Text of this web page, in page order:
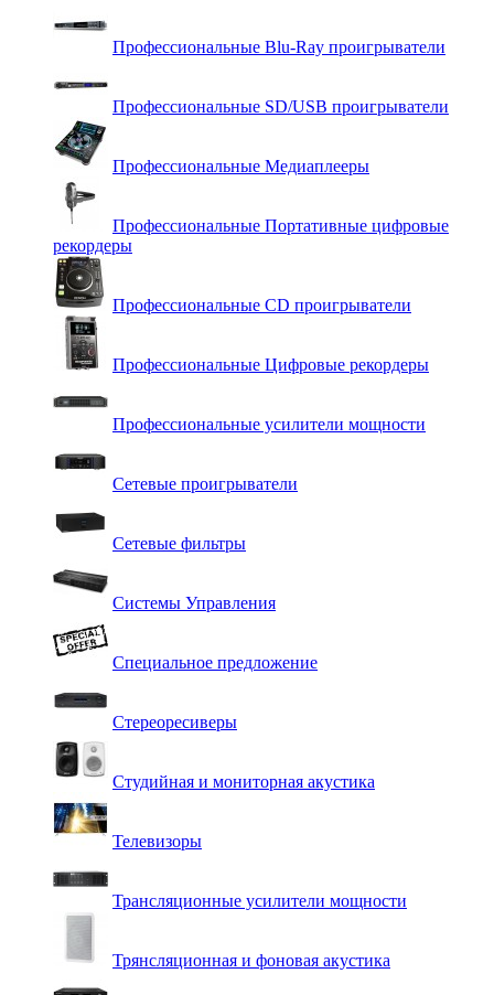
Профессиональные Blu-Ray проигрыватели
Профессиональные SD/USB проигрыватели
Профессиональные Медиаплееры
Профессиональные Портативные цифровые
рекордеры
Профессиональные СD проигрыватели
Профессиональные Цифровые рекордеры
Профессиональные усилители мощности
Сетевые проигрыватели
Сетевые фильтры
Системы Управления
Специальное предложение
Стереоресиверы
Студийная и мониторная акустика
Телевизоры
Трансляционные усилители мощности
Трянсляционная и фоновая акустика